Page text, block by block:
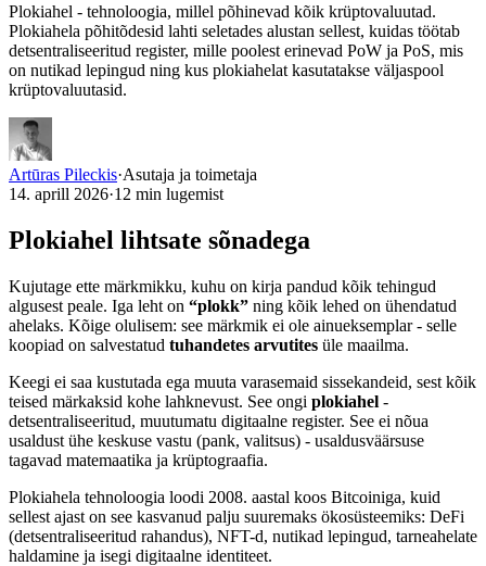
Plokiahel - tehnoloogia, millel põhinevad kõik krüptovaluutad.
Plokiahela põhitõdesid lahti seletades alustan sellest, kuidas töötab
detsentraliseeritud register, mille poolest erinevad PoW ja PoS, mis
on nutikad lepingud ning kus plokiahelat kasutatakse väljaspool
krüptovaluutasid.
Artūras Pileckis·Asutaja ja toimetaja
14. aprill 2026·12 min lugemist
Plokiahel lihtsate sõnadega
Kujutage ette märkmikku, kuhu on kirja pandud kõik tehingud
algusest peale. Iga leht on “plokk” ning kõik lehed on ühendatud
ahelaks. Kõige olulisem: see märkmik ei ole ainueksemplar - selle
koopiad on salvestatud tuhandetes arvutites üle maailma.
Keegi ei saa kustutada ega muuta varasemaid sissekandeid, sest kõik
teised märkaksid kohe lahknevust. See ongi plokiahel -
detsentraliseeritud, muutumatu digitaalne register. See ei nõua
usaldust ühe keskuse vastu (pank, valitsus) - usaldusväärsuse
tagavad matemaatika ja krüptograafia.
Plokiahela tehnoloogia loodi 2008. aastal koos Bitcoiniga, kuid
sellest ajast on see kasvanud palju suuremaks ökosüsteemiks: DeFi
(detsentraliseeritud rahandus), NFT-d, nutikad lepingud, tarneahelate
haldamine ja isegi digitaalne identiteet.